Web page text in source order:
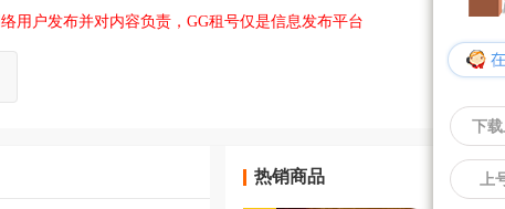
用户发布并对内容负责，GG租号仅是信息发布平台
热销商品
下
上